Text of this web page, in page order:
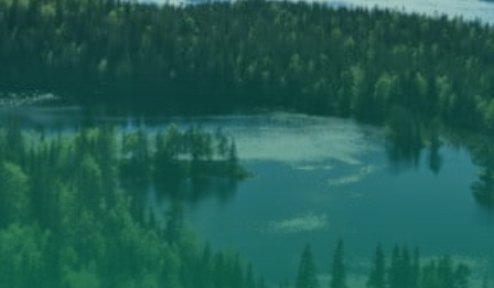
Groruddalen
Hurum og Røyken
Jevnaker
Lillestrøm